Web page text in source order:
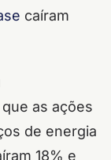
caíram
as ações
de energia
18% e